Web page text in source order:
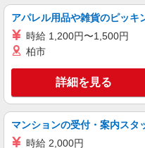
◆家電店で
時給
帯による加
は日曜・
※加給制度
キープ
SBモバイルサービス株式会社
アパレル用品や雑貨のピッキ
時給 1,200円〜1,500円
柏市
詳細を見る
マンションの受付・案内スタ
時給 2,000円